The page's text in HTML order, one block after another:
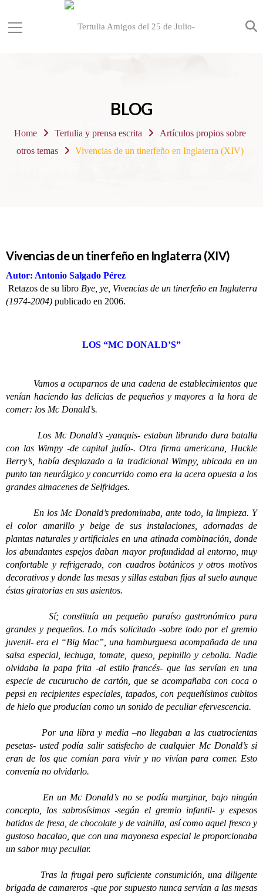
BLOG
Home Tertulia y prensa escrita
Artículos propios sobre
otros temas
Vivencias de un tinerfeño en Inglaterra (XIV)
Vivencias de un tinerfeño en Inglaterra (XIV)
Autor: Antonio Salgado Pérez
Retazos de su libro Bye, ye, Vivencias de un tinerfeño en Inglaterra
(1974-2004) publicado en 2006.
LOS “MC DONALD’S”
Vamos a ocuparnos de una cadena de establecimientos que
venían haciendo las delicias de pequeños y mayores a la hora de
comer: los Mc Donald’s.
Los Mc Donald’s -yanquis- estaban librando dura batalla
con las Wimpy -de capital judío-. Otra firma americana, Huckle
Berry’s, había desplazado a la tradicional Wimpy, ubicada en un
punto tan neurálgico y concurrido como era la acera opuesta a los
grandes almacenes de Selfridges.
En los Mc Donald’s predominaba, ante todo, la limpieza. Y
el color amarillo y beige de sus instalaciones, adornadas de
plantas naturales y artificiales en una atinada combinación, donde
los abundantes espejos daban mayor profundidad al entorno, muy
confortable y refrigerado, con cuadros botánicos y otros motivos
decorativos y donde las mesas y sillas estaban fijas al suelo aunque
éstas giratorias en sus asientos.
Sí; constituía un pequeño paraíso gastronómico para
grandes y pequeños. Lo más solicitado -sobre todo por el gremio
juvenil- era el “Big Mac”, una hamburguesa acompañada de una
salsa especial, lechuga, tomate, queso, pepinillo y cebolla. Nadie
olvidaba la papa frita -al estilo francés- que las servían en una
especie de cucurucho de cartón, que se acompañaba con coca o
pepsi en recipientes especiales, tapados, con pequeñísimos cubitos
de hielo que producían como un sonido de peculiar efervescencia.
Por una libra y media –no llegaban a las cuatrocientas
pesetas- usted podía salir satisfecho de cualquier Mc Donald’s si
eran de los que comían para vivir y no vivían para comer. Esto
convenía no olvidarlo.
En un Mc Donald’s no se podía marginar, bajo ningún
concepto, los sabrosísimos -según el gremio infantil- y espesos
batidos de fresa, de chocolate y de vainilla, así como aquel fresco y
gustoso bacalao, que con una mayonesa especial le proporcionaba
un sabor muy peculiar.
Tras la frugal pero suficiente consumición, una diligente
brigada de camareros -que por supuesto nunca servían a las mesas